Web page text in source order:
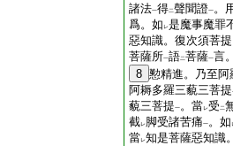
諸法一得二聲聞證一。
爲。如 レ是魔事魔罪
惡知識。復次須菩
菩薩所一語二菩薩一言
8 懃精進。乃至
阿耨多羅三藐三菩提
藐三菩提一。當レ受 二
截レ脚受諸苦痛一。如
當レ知是菩薩惡知識